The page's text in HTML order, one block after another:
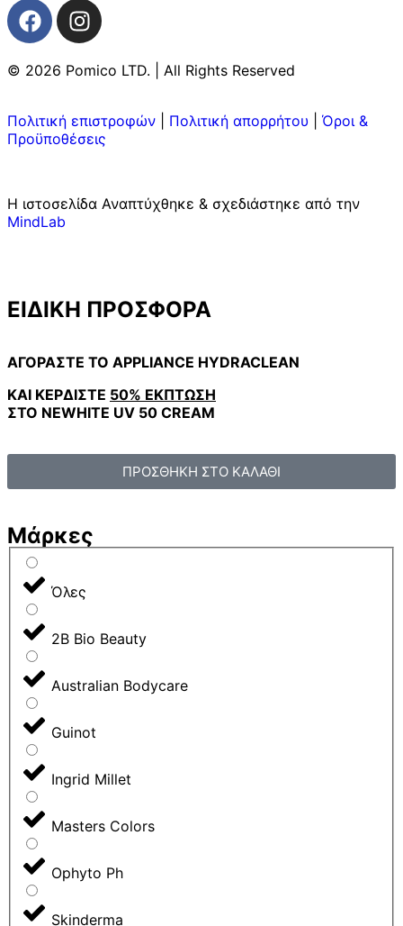
© 2026 Pomico LTD. | All Rights Reserved
Πολιτική επιστροφών Πολιτική απορρήτου
Όροι &
Προϋποθέσεις
Η ιστοσελίδα Αναπτύχθηκε & σχεδιάστηκε από την
MindLab
ΕΙΔΙΚΗ ΠΡΟΣΦΟΡΑ
ΑΓΟΡΑΣΤΕ ΤΟ APPLIANCE HYDRACLEAN
ΚΑΙ ΚΕΡΔΙΣΤΕ 50% ΕΚΠΤΩΣΗ
ΣΤΟ NEWHITE UV 50 CREAM
ΠΡΟΣΘΗΚΗ ΣΤΟ ΚΑΛΑΘΙ
Μάρκες
Όλες
2B Bio Beauty
Australian Bodycare
Guinot
Ingrid Millet
Masters Colors
Ophyto Ph
Skinderma